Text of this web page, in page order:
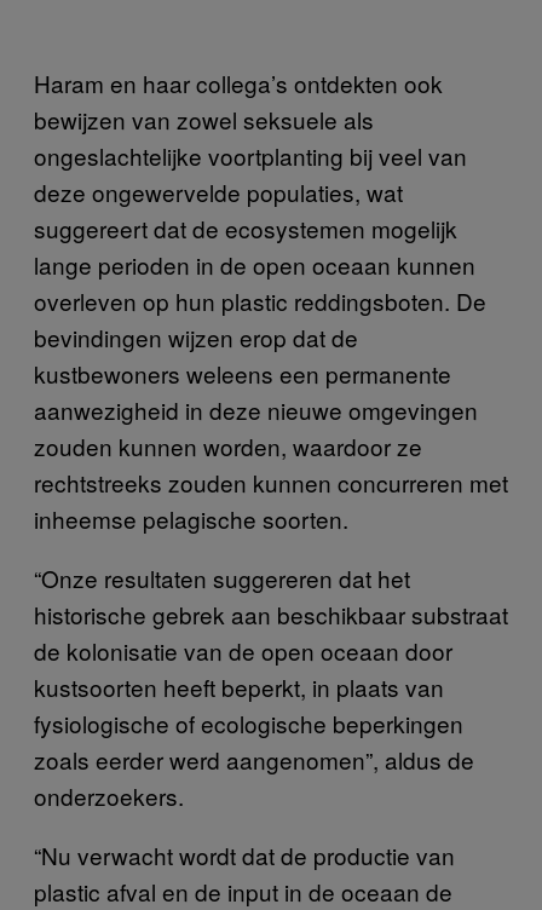
Haram en haar collega’s ontdekten ook
bewijzen van zowel seksuele als
ongeslachtelijke voortplanting bij veel van
deze ongewervelde populaties, wat
suggereert dat de ecosystemen mogelijk
lange perioden in de open oceaan kunnen
overleven op hun plastic reddingsboten. De
bevindingen wijzen erop dat de
kustbewoners weleens een permanente
aanwezigheid in deze nieuwe omgevingen
zouden kunnen worden, waardoor ze
rechtstreeks zouden kunnen concurreren met
inheemse pelagische soorten.
“Onze resultaten suggereren dat het
historische gebrek aan beschikbaar substraat
de kolonisatie van de open oceaan door
kustsoorten heeft beperkt, in plaats van
fysiologische of ecologische beperkingen
zoals eerder werd aangenomen”, aldus de
onderzoekers.
“Nu verwacht wordt dat de productie van
plastic afval en de input in de oceaan de